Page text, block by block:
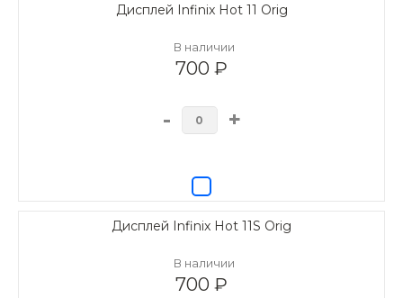
Дисплей Infinix Hot 11 Orig
В наличии
700 ₽
- +
Дисплей Infinix Hot 11S Orig
В наличии
700 ₽